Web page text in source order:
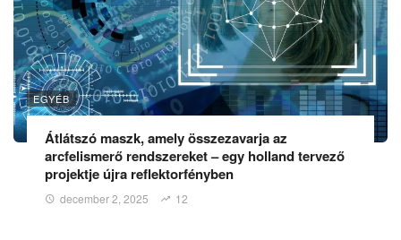
EGYÉB
Átlátszó maszk, amely összezavarja az
arcfelismerő rendszereket – egy holland tervező
projektje újra reflektorfényben
december 2, 2025 12